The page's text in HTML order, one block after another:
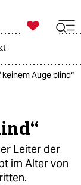

taz zahl ich
Auge blind“
Leiter der
im Alter von